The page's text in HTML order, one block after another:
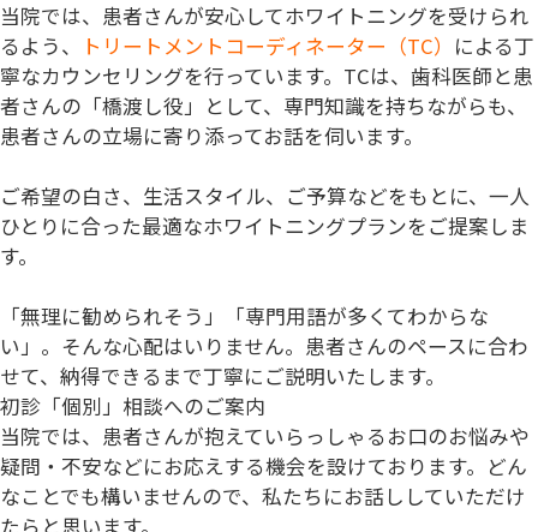
当院では、患者さんが安心してホワイトニングを受けられ
るよう、
トリートメントコーディネーター（TC） による丁
寧なカウンセリングを行っています。TCは、歯科医師と患
者さんの「橋渡し役」として、専門知識を持ちながらも、
患者さんの立場に寄り添ってお話を伺います。
ご希望の白さ、生活スタイル、ご予算などをもとに、一人
ひとりに合った最適なホワイトニングプランをご提案しま
す。
「無理に勧められそう」「専門用語が多くてわからな
い」。そんな心配はいりません。患者さんのペースに合わ
せて、納得できるまで丁寧にご説明いたします。
初診「個別」相談へのご案内
当院では、患者さんが抱えていらっしゃるお口のお悩みや
疑問・不安などにお応えする機会を設けております。どん
なことでも構いませんので、私たちにお話ししていただけ